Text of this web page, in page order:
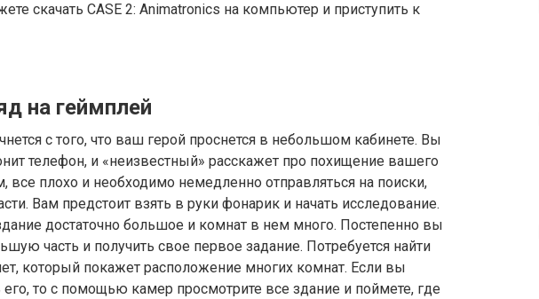
скачать CASE 2: Animatronics на компьютер и приступить к
на геймплей
с того, что ваш герой проснется в небольшом кабинете. Вы
телефон, и «неизвестный» расскажет про похищение вашего
все плохо и необходимо немедленно отправляться на поиски,
Вам предстоит взять в руки фонарик и начать исследование.
достаточно большое и комнат в нем много. Постепенно вы
часть и получить свое первое задание. Потребуется найти
который покажет расположение многих комнат. Если вы
то с помощью камер просмотрите все здание и поймете, где